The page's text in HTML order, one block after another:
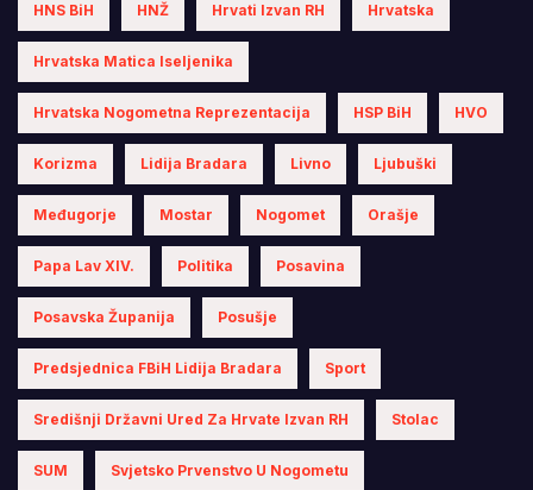
HNS BiH HNŽ Hrvati Izvan RH Hrvatska
Hrvatska Matica Iseljenika
Hrvatska Nogometna Reprezentacija HSP BiH HVO
Korizma Lidija Bradara Livno Ljubuški
Međugorje Mostar Nogomet Orašje
Papa Lav XIV. Politika Posavina
Posavska Županija Posušje
Predsjednica FBiH Lidija Bradara Sport
Središnji Državni Ured Za Hrvate Izvan RH Stolac
SUM Svjetsko Prvenstvo U Nogometu